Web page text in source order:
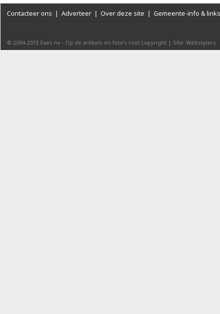
Contacteer ons | Adverteer | Over deze site | Gemeente-info & links
© 2004-2013 Faes nv - Op de artikels en foto’s rust copyright | Site: Webstylers